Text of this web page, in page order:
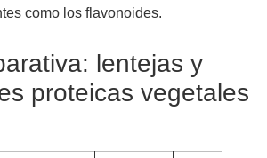
como los flavonoides.
lentejas y
proteicas vegetales